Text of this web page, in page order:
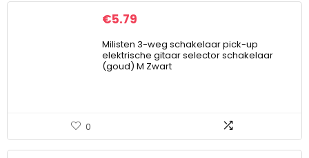
€5.79
Milisten 3-weg schakelaar pick-up
elektrische gitaar selector schakelaar
(goud) M Zwart
0